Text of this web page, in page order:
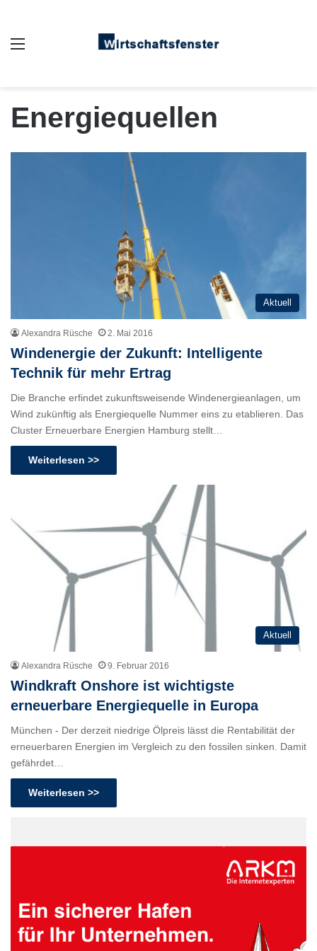
Energiequellen
Aktuell
Alexandra Rüsche 2. Mai 2016
Windenergie der Zukunft: Intelligente
Technik für mehr Ertrag
Die Branche erfindet zukunftsweisende Windenergieanlagen, um
Wind zukünftig als Energiequelle Nummer eins zu etablieren. Das
Cluster Erneuerbare Energien Hamburg stellt…
Weiterlesen >>
Aktuell
Alexandra Rüsche 9. Februar 2016
Windkraft Onshore ist wichtigste
erneuerbare Energiequelle in Europa
München - Der derzeit niedrige Ölpreis lässt die Rentabilität der
erneuerbaren Energien im Vergleich zu den fossilen sinken. Damit
gefährdet…
Weiterlesen >>